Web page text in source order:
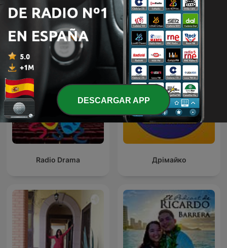
Más podcasts internacionales de Para toda
la familia
Radio Drama Дрімайко
DESCARGAR APP